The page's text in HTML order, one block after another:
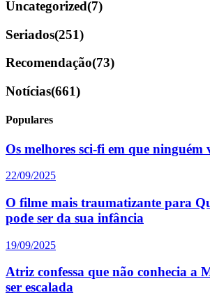
Uncategorized(7)
Seriados(251)
Recomendação(73)
Notícias(661)
Populares
Os melhores sci-fi em que ninguém
22/09/2025
O filme mais traumatizante para
pode ser da sua infância
19/09/2025
Atriz confessa que não conhecia a
ser escalada